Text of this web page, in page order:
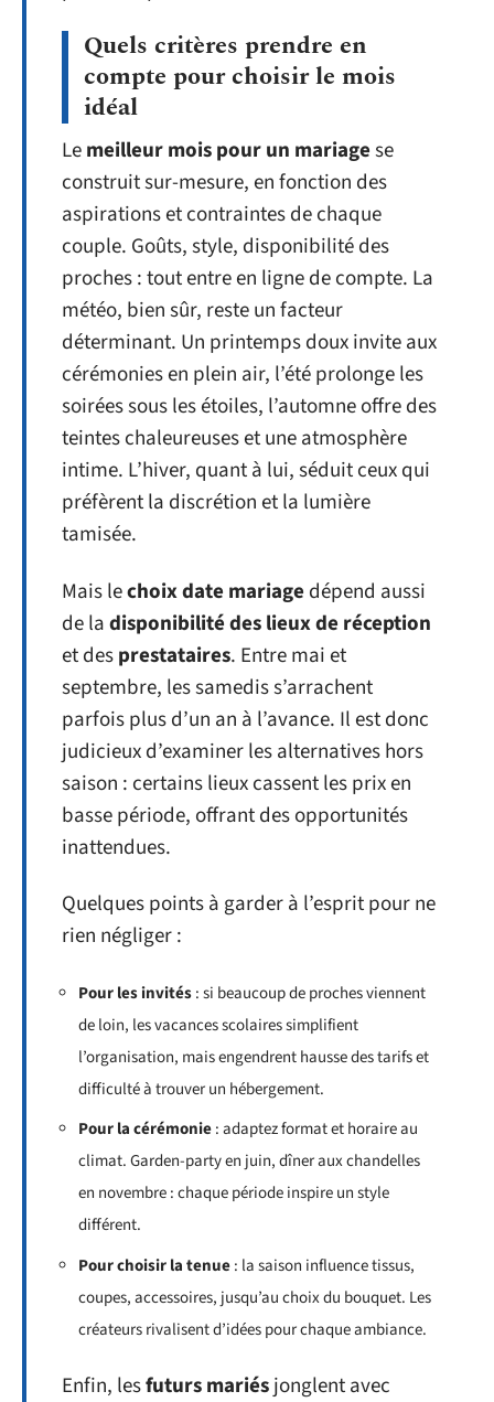
Quels critères prendre en
compte pour choisir le mois
idéal
Lemeilleur mois pour un mariagese
construit sur-mesure, en fonction des
aspirations et contraintes de chaque
couple. Goûts, style, disponibilité des
proches : tout entre en ligne de compte. La
météo, bien sûr, reste un facteur
déterminant. Un printemps doux invite aux
cérémonies en plein air, l’été prolonge les
soirées sous les étoiles, l’automne offre des
teintes chaleureuses et une atmosphère
intime. L’hiver, quant à lui, séduit ceux qui
préfèrent la discrétion et la lumière
tamisée.
Mais lechoix date mariage dépend aussi
de ladisponibilité des lieux de réception
et desprestataires. Entre mai et
septembre, les samedis s’arrachent
parfois plus d’un an à l’avance. Il est donc
judicieux d’examiner les alternatives hors
saison : certains lieux cassent les prix en
basse période, offrant des opportunités
inattendues.
Quelques points à garder à l’esprit pour ne
rien négliger :
Pour les invités: si beaucoup de proches viennent
de loin, les vacances scolaires simplifient
l’organisation, mais engendrent hausse des tarifs et
difficulté à trouver un hébergement.
Pour la cérémonie: adaptez format et horaire au
climat. Garden-party en juin, dîner aux chandelles
en novembre : chaque période inspire un style
différent.
Pour choisir la tenue: la saison influence tissus,
coupes, accessoires, jusqu’au choix du bouquet. Les
créateurs rivalisent d’idées pour chaque ambiance.
Enfin, lesfuturs mariésjonglent avec